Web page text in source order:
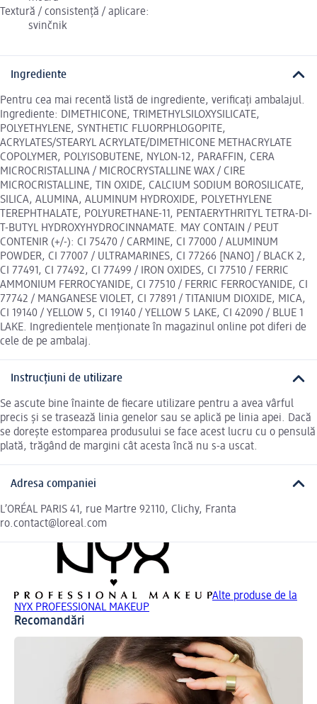
Textură / consistență / aplicare:
svinčnik
Ingrediente
Pentru cea mai recentă listă de ingrediente, verificați ambalajul.
Ingrediente: DIMETHICONE, TRIMETHYLSILOXYSILICATE,
POLYETHYLENE, SYNTHETIC FLUORPHLOGOPITE,
ACRYLATES/STEARYL ACRYLATE/DIMETHICONE METHACRYLATE
COPOLYMER, POLYISOBUTENE, NYLON-12, PARAFFIN, CERA
MICROCRISTALLINA / MICROCRYSTALLINE WAX / CIRE
MICROCRISTALLINE, TIN OXIDE, CALCIUM SODIUM BOROSILICATE,
SILICA, ALUMINA, ALUMINUM HYDROXIDE, POLYETHYLENE
TEREPHTHALATE, POLYURETHANE-11, PENTAERYTHRITYL TETRA-DI-
T-BUTYL HYDROXYHYDROCINNAMATE. MAY CONTAIN / PEUT
CONTENIR (+/-): CI 75470 / CARMINE, CI 77000 / ALUMINUM
POWDER, CI 77007 / ULTRAMARINES, CI 77266 [NANO] / BLACK 2,
CI 77491, CI 77492, CI 77499 / IRON OXIDES, CI 77510 / FERRIC
AMMONIUM FERROCYANIDE, CI 77510 / FERRIC FERROCYANIDE, CI
77742 / MANGANESE VIOLET, CI 77891 / TITANIUM DIOXIDE, MICA,
CI 19140 / YELLOW 5, CI 19140 / YELLOW 5 LAKE, CI 42090 / BLUE 1
LAKE. Ingredientele menționate în magazinul online pot diferi de
cele de pe ambalaj.
Instrucțiuni de utilizare
Se ascute bine înainte de fiecare utilizare pentru a avea vârful
precis și se trasează linia genelor sau se aplică pe linia apei. Dacă
se dorește estomparea produsului se face acest lucru cu o pensulă
plată, trăgând de margini cât acesta încă nu s-a uscat.
Adresa companiei
L’ORÉAL PARIS 41, rue Martre 92110, Clichy, Franta
ro.contact@loreal.com
Alte produse de la
NYX PROFESSIONAL MAKEUP
Recomandări